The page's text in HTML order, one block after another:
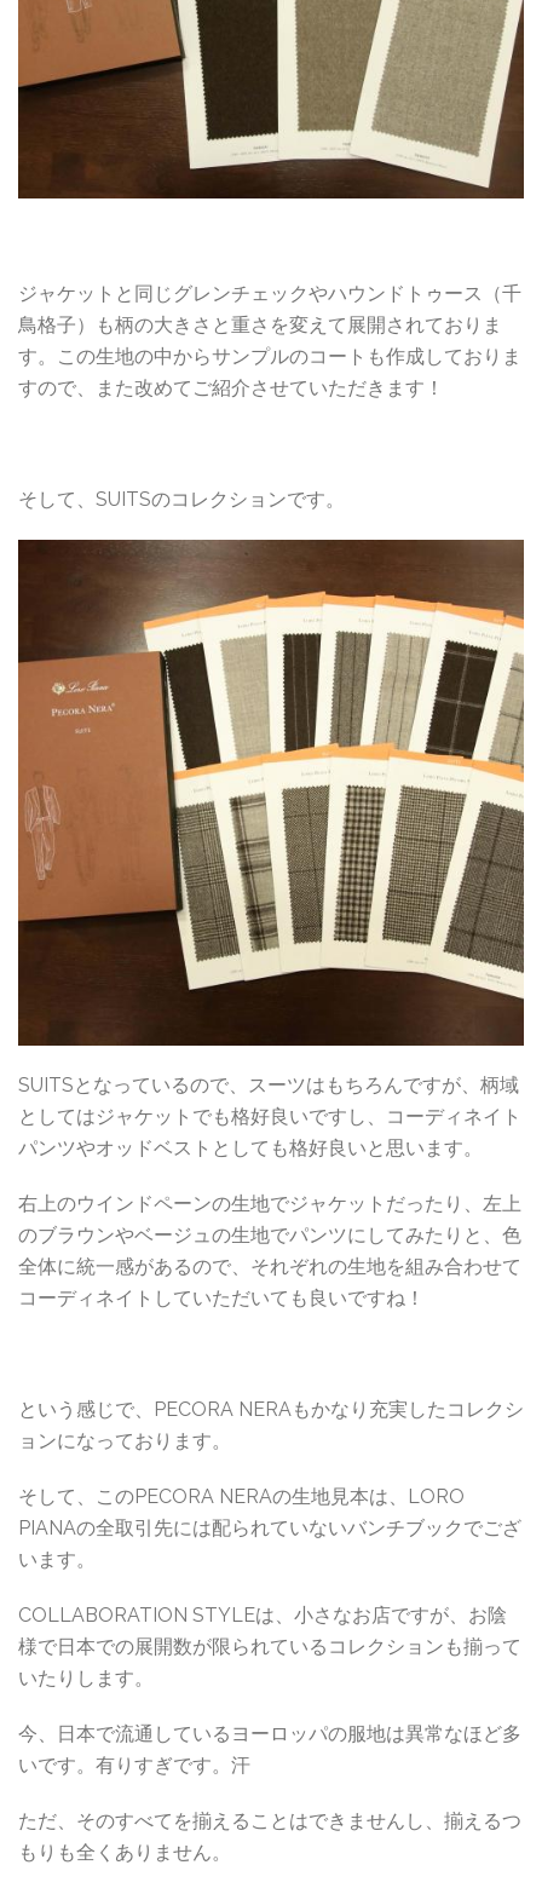
ジャケットと同じグレンチェックやハウンドトゥース（千
鳥格子）も柄の大きさと重さを変えて展開されておりま
す。この生地の中からサンプルのコートも作成しておりま
すので、また改めてご紹介させていただきます！
そして、SUITSのコレクションです。
SUITSとなっているので、スーツはもちろんですが、柄域
としてはジャケットでも格好良いですし、コーディネイト
パンツやオッドベストとしても格好良いと思います。
右上のウインドペーンの生地でジャケットだったり、左上
のブラウンやベージュの生地でパンツにしてみたりと、色
全体に統一感があるので、それぞれの生地を組み合わせて
コーディネイトしていただいても良いですね！
という感じで、PECORA NERAもかなり充実したコレクシ
ョンになっております。
そして、このPECORA NERAの生地見本は、LORO
PIANAの全取引先には配られていないバンチブックでござ
います。
COLLABORATION STYLEは、小さなお店ですが、お陰
様で日本での展開数が限られているコレクションも揃って
いたりします。
今、日本で流通しているヨーロッパの服地は異常なほど多
いです。有りすぎです。汗
ただ、そのすべてを揃えることはできませんし、揃えるつ
もりも全くありません。